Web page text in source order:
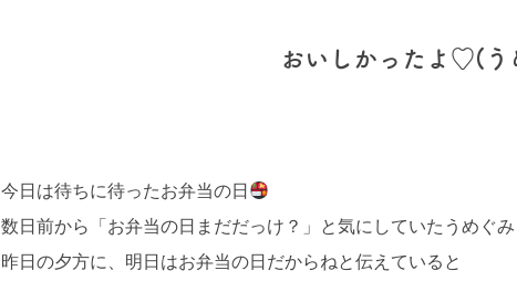
おいしかったよ♡(う
今日は待ちに待ったお弁当の日
数日前から「お弁当の日まだだっけ？」と気にしていたうめぐ
昨日の夕方に、明日はお弁当の日だからねと伝えていると